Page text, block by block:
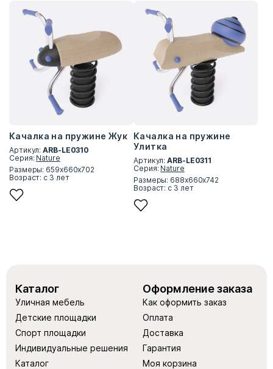
Качалка на пружине Жук
Артикул:ARB-LE0310
Серия: Nature
Размеры: 659х660х702
Возраст: с 3 лет
Качалка на пружине
Улитка
Артикул:ARB-LE0311
Серия: Nature
Размеры: 688х660х742
Возраст: с 3 лет
Каталог
Уличная мебель
Детские площадки
Спорт площадки
Индивидуальные решения
Каталог
Оформление заказа
Как оформить заказ
Оплата
Доставка
Гарантия
Моя корзина